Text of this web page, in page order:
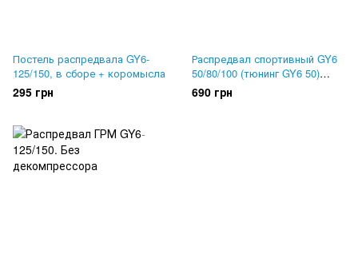
Постель распредвала GY6-
125/150, в сборе + коромысла
295 грн
Распредвал спортивный GY6
50/80/100 (тюнинг GY6 50)
`SEE Sheng-E` Тайвань
690 грн